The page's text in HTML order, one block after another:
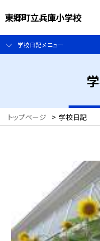
東郷町立兵庫小学校
学校日記メニュー
トップページ > 学校日記